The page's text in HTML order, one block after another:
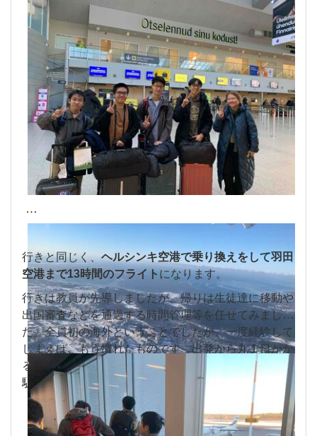
行きと同じく、ヘルシンキ空港で乗り換えをして羽田
空港まで13時間のフライト になります。
行きは教員が先導しましたが、帰りは生徒達に移動や
出国審査などを通過する時間管理等を任せてみまし
た。全員初の海外ということでしたが、一度経験して
しまえば、もう慣れたものです。出発から丸１日かか
る大移動でしたが、大きなトラブルもなく無事に浜松
駅に到着しました。